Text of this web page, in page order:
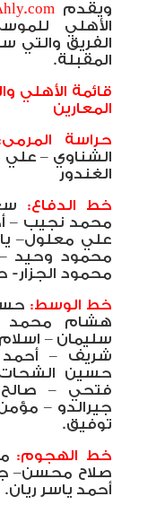
ويقدم
الأهلي
الفريق والتي
المقبلة.
المعارين
حراسة
الشناوي –
الغندور
خط الدفاع:
محمد نجيب –
علي معلول–
محمود وحيد
محمود
خط الوسط:
هشام محمد
سليمان –
شريف – أحمد
حسين
فتحي –
جيرالدو –
توفيق.
خط الهجوم:
صلاح محسن–
أحمد ياسر ريان.